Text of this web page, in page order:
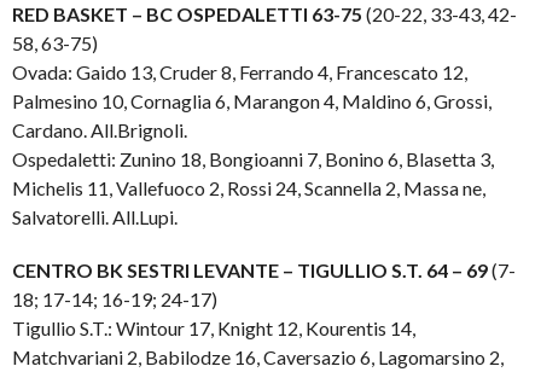
RED BASKET – BC OSPEDALETTI 63-75 (20-22, 33-43, 42-
58, 63-75)
Ovada: Gaido 13, Cruder 8, Ferrando 4, Francescato 12,
Palmesino 10, Cornaglia 6, Marangon 4, Maldino 6, Grossi,
Cardano. All.Brignoli.
Ospedaletti: Zunino 18, Bongioanni 7, Bonino 6, Blasetta 3,
Michelis 11, Vallefuoco 2, Rossi 24, Scannella 2, Massa ne,
Salvatorelli. All.Lupi.
CENTRO BK SESTRI LEVANTE – TIGULLIO S.T. 64 – 69(7-
18; 17-14; 16-19; 24-17)
Tigullio S.T.: Wintour 17, Knight 12, Kourentis 14,
Matchvariani 2, Babilodze 16, Caversazio 6, Lagomarsino 2,